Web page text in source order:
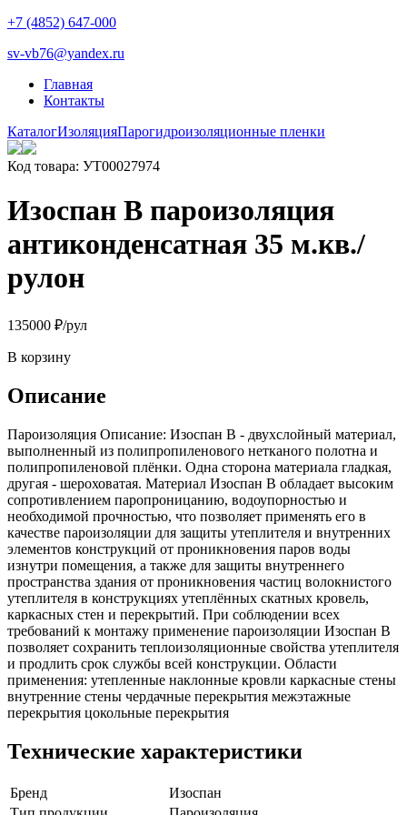
+7 (4852) 647-000
sv-vb76@yandex.ru
Главная
Контакты
КаталогИзоляцияПарогидроизоляционные пленки
Код товара: УТ00027974
Изоспан B пароизоляция
антиконденсатная 35 м.кв./
рулон
135000 ₽/рул
В корзину
Описание
Пароизоляция Описание: Изоспан В - двухслойный материал,
выполненный из полипропиленового нетканого полотна и
полипропиленовой плёнки. Одна сторона материала гладкая,
другая - шероховатая. Материал Изоспан В обладает высоким
сопротивлением паропроницанию, водоупорностью и
необходимой прочностью, что позволяет применять его в
качестве пароизоляции для защиты утеплителя и внутренних
элементов конструкций от проникновения паров воды
изнутри помещения, а также для защиты внутреннего
пространства здания от проникновения частиц волокнистого
утеплителя в конструкциях утеплённых скатных кровель,
каркасных стен и перекрытий. При соблюдении всех
требований к монтажу применение пароизоляции Изоспан В
позволяет сохранить теплоизоляционные свойства утеплителя
и продлить срок службы всей конструкции. Области
применения: утепленные наклонные кровли каркасные стены
внутренние стены чердачные перекрытия межэтажные
перекрытия цокольные перекрытия
Технические характеристики
Бренд
Изоспан